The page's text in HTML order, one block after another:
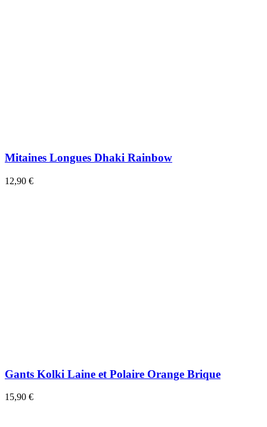
Mitaines Longues Dhaki Rainbow
12,90 €
Gants Kolki Laine et Polaire Orange Brique
15,90 €